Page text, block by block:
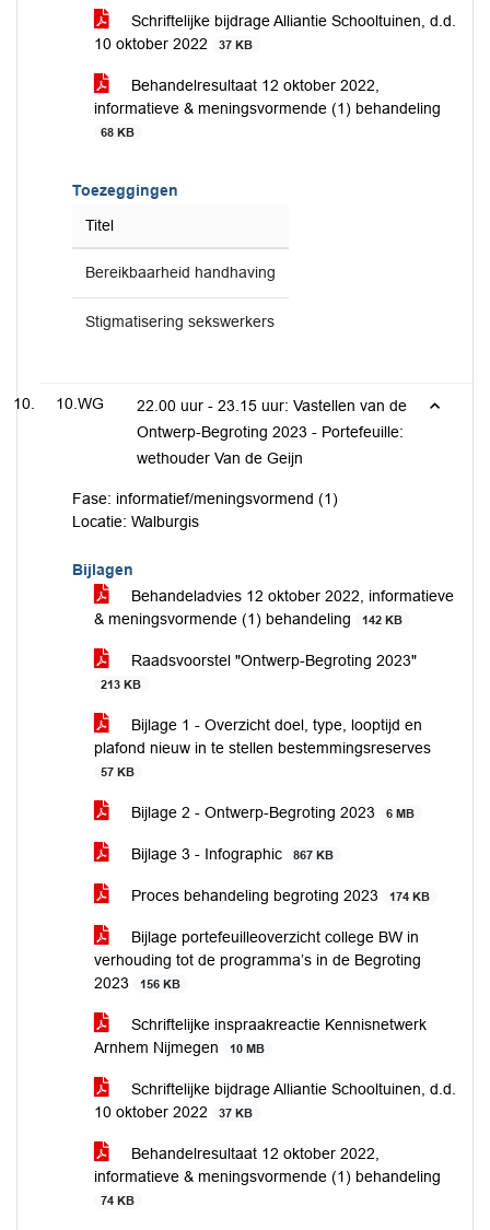
Schriftelijke bijdrage Alliantie Schooltuinen, d.d.
10 oktober 2022
37 KB
Behandelresultaat 12 oktober 2022,
informatieve & meningsvormende (1) behandeling
68 KB
Toezeggingen
Titel
Bereikbaarheid handhaving
Stigmatisering sekswerkers
10.WG
22.00 uur - 23.15 uur: Vastellen van de
Ontwerp-Begroting 2023 - Portefeuille:
wethouder Van de Geijn
Fase: informatief/meningsvormend (1)
Locatie: Walburgis
Bijlagen
Behandeladvies 12 oktober 2022, informatieve
& meningsvormende (1) behandeling
142 KB
Raadsvoorstel "Ontwerp-Begroting 2023"
213 KB
Bijlage 1 - Overzicht doel, type, looptijd en
plafond nieuw in te stellen bestemmingsreserves
57 KB
Bijlage 2 - Ontwerp-Begroting 2023 6 MB
Bijlage 3 - Infographic 867 KB
Proces behandeling begroting 2023 174 KB
Bijlage portefeuilleoverzicht college BW in
verhouding tot de programma’s in de Begroting
2023
156 KB
Schriftelijke inspraakreactie Kennisnetwerk
Arnhem Nijmegen
10 MB
Schriftelijke bijdrage Alliantie Schooltuinen, d.d.
10 oktober 2022
37 KB
Behandelresultaat 12 oktober 2022,
informatieve & meningsvormende (1) behandeling
74 KB